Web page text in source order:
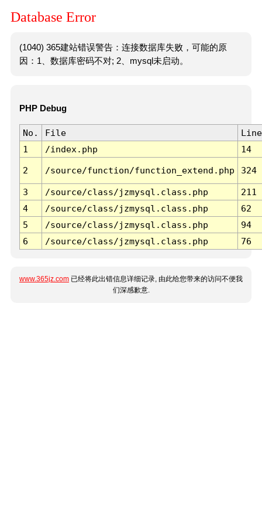
Database Error
(1040) 365建站错误警告：连接数据库失败，可能的原
因：1、数据库密码不对; 2、mysql未启动。
PHP Debug
No. File
Line
1
/index.php 14
2 /source/function/function_extend.php 324
3 /source/class/jzmysql.class.php
211
4
/source/class/jzmysql.class.php
62
5
/source/class/jzmysql.class.php
94
6
/source/class/jzmysql.class.php 76
www.365jz.com 已经将此出错信息详细记录, 由此给您带来的访问不便我
们深感歉意.